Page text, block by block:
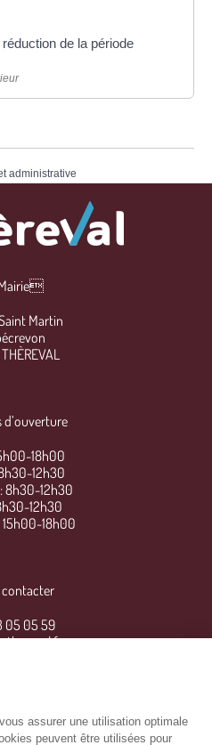
de la période
administrative
Martin
d’ouverture
18h00
12h30
8h30-12h30
12h30
18h00
contacter
05 05 59
assurer une utilisation optimale
peuvent être utilisées pour